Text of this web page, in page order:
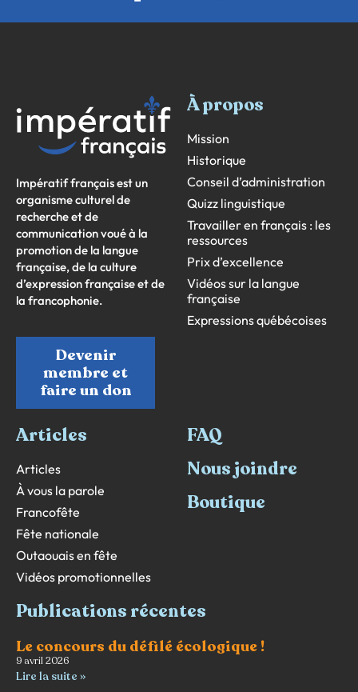
Impératif français est un
organisme culturel de
recherche et de
communication voué à la
promotion de la langue
française, de la culture
d’expression française et de
la francophonie.
Devenir
membre et
faire un don
À propos
Mission
Historique
Conseil d’administration
Quizz linguistique
Travailler en français : les
ressources
Prix d’excellence
Vidéos sur la langue
française
Expressions québécoises
Articles
Articles
À vous la parole
Francofête
Fête nationale
Outaouais en fête
Vidéos promotionnelles
FAQ
Nous joindre
Boutique
Publications récentes
Le concours du défilé écologique !
9 avril 2026
Lire la suite »